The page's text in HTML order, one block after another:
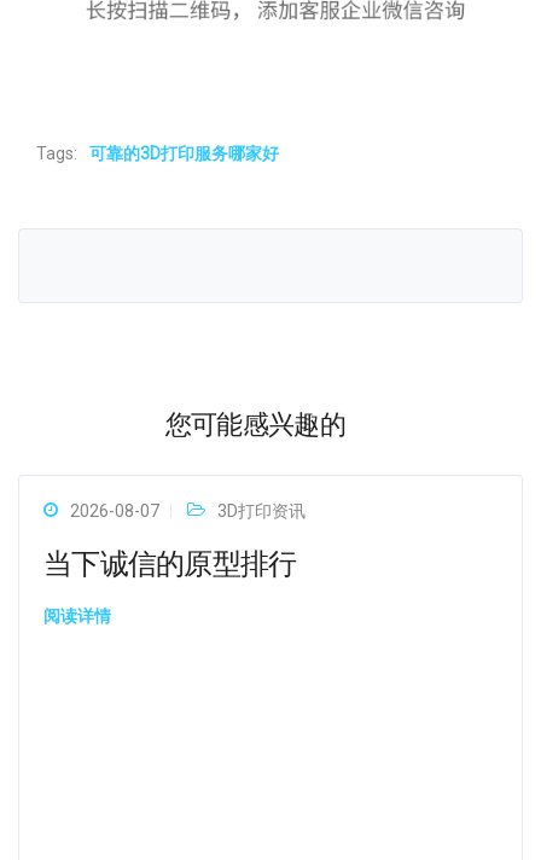
Tags: 可靠的3D打印服务哪家好
您可能感兴趣的
2026-08-07 3D打印资讯
当下诚信的原型排行
阅读详情